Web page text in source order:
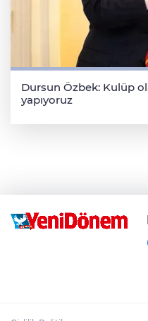
Dursun Özbek: Kulüp
yapıyoruz